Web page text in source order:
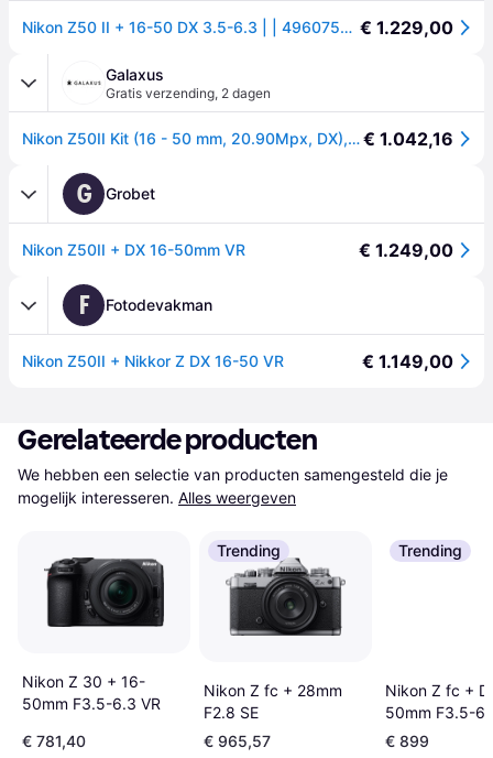
Nikon Z50 II + 16-50 DX 3.5-6.3 | | 4960759916822 € 1.229,00
Galaxus
Gratis verzending, 2 dagen
Nikon Z50II Kit (16 - 50 mm, 20.90Mpx, DX), Camera, Zwart€ 1.042,16
G Grobet
Nikon Z50II + DX 16-50mm VR € 1.249,00
F Fotodevakman
Nikon Z50II + Nikkor Z DX 16-50 VR € 1.149,00
Gerelateerde producten
We hebben een selectie van producten samengesteld die je
mogelijk interesseren. Alles weergeven
Nikon Z 30 + 16-
50mm F3.5-6.3 VR
€ 781,40
Trending
Nikon Z fc + 28mm
F2.8 SE
€ 965,57
Trending
Nikon Z fc +
50mm F3.5-
€ 899